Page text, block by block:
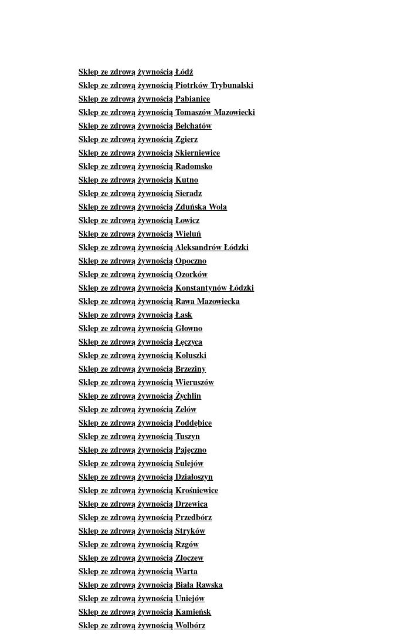
Sklep ze zdrową żywnością Łódź
Sklep ze zdrową żywnością Piotrków Trybunalski
Sklep ze zdrową żywnością Pabianice
Sklep ze zdrową żywnością Tomaszów Mazowiecki
Sklep ze zdrową żywnością Bełchatów
Sklep ze zdrową żywnością Zgierz
Sklep ze zdrową żywnością Skierniewice
Sklep ze zdrową żywnością Radomsko
Sklep ze zdrową żywnością Kutno
Sklep ze zdrową żywnością Sieradz
Sklep ze zdrową żywnością Zduńska Wola
Sklep ze zdrową żywnością Łowicz
Sklep ze zdrową żywnością Wieluń
Sklep ze zdrową żywnością Aleksandrów Łódzki
Sklep ze zdrową żywnością Opoczno
Sklep ze zdrową żywnością Ozorków
Sklep ze zdrową żywnością Konstantynów Łódzki
Sklep ze zdrową żywnością Rawa Mazowiecka
Sklep ze zdrową żywnością Łask
Sklep ze zdrową żywnością Głowno
Sklep ze zdrową żywnością Łęczyca
Sklep ze zdrową żywnością Koluszki
Sklep ze zdrową żywnością Brzeziny
Sklep ze zdrową żywnością Wieruszów
Sklep ze zdrową żywnością Żychlin
Sklep ze zdrową żywnością Zelów
Sklep ze zdrową żywnością Poddębice
Sklep ze zdrową żywnością Tuszyn
Sklep ze zdrową żywnością Pajęczno
Sklep ze zdrową żywnością Sulejów
Sklep ze zdrową żywnością Działoszyn
Sklep ze zdrową żywnością Krośniewice
Sklep ze zdrową żywnością Drzewica
Sklep ze zdrową żywnością Przedbórz
Sklep ze zdrową żywnością Stryków
Sklep ze zdrową żywnością Rzgów
Sklep ze zdrową żywnością Złoczew
Sklep ze zdrową żywnością Warta
Sklep ze zdrową żywnością Biała Rawska
Sklep ze zdrową żywnością Uniejów
Sklep ze zdrową żywnością Kamieńsk
Sklep ze zdrową żywnością Wolbórz